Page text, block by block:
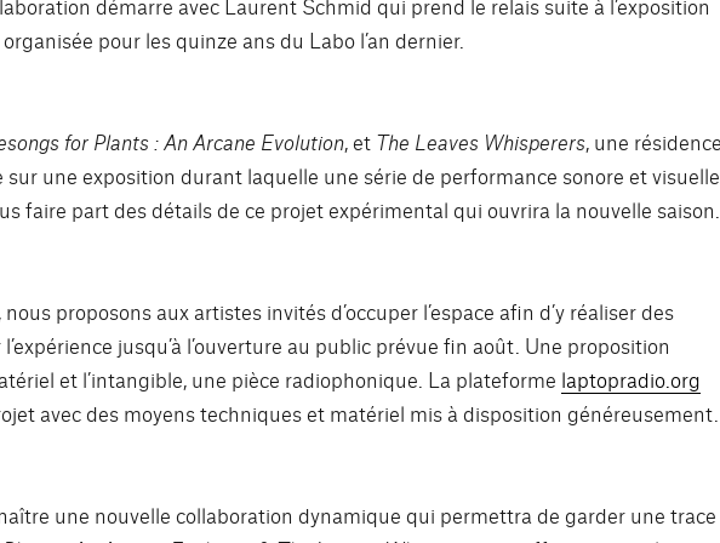
organisée pour les quinze ans du Labo l’an dernier.
for Plants : An Arcane Evolution, et The Leaves Whisperers, une résidence
sur une exposition durant laquelle une série de performance sonore et
faire part des détails de ce projet expérimental qui ouvrira la nouvelle saison.
proposons aux artistes invités d’occuper l’espace afin d’y réaliser des
jusqu’à l’ouverture au public prévue fin août. Une proposition
et l’intangible, une pièce radiophonique. La plateforme laptopradio.org
avec des moyens techniques et matériel mis à disposition généreusement.
une nouvelle collaboration dynamique qui permettra de garder une trace